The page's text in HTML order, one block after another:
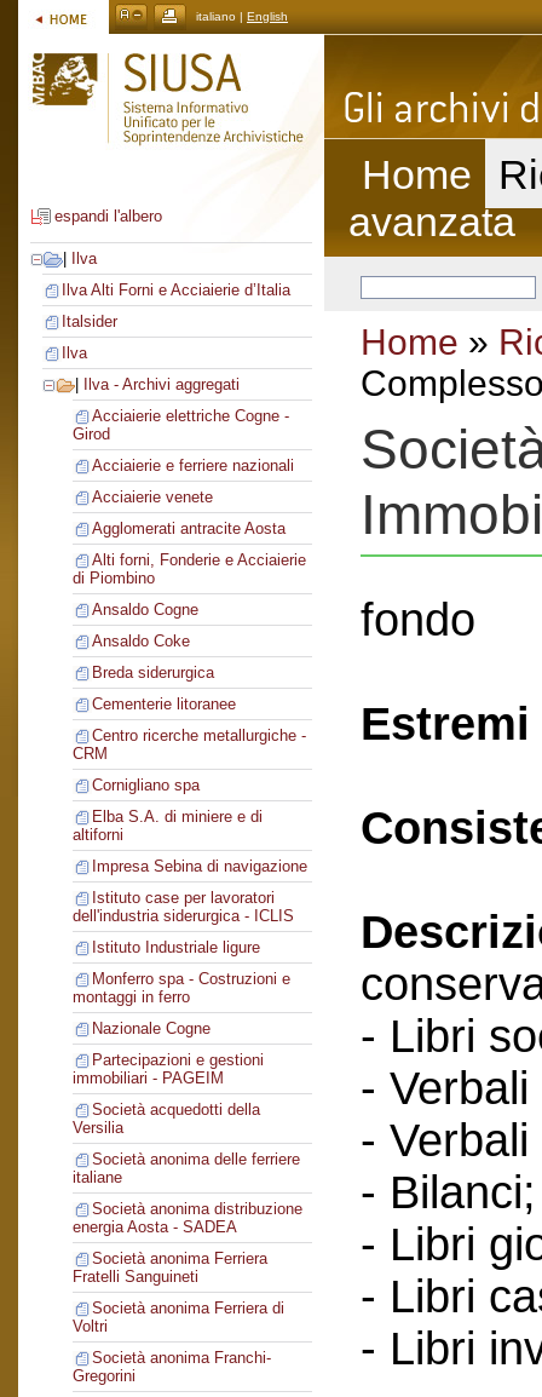
italiano | English
espandi l'albero
Ilva
Ilva Alti Forni e Acciaierie d’Italia
Italsider
Ilva
Ilva - Archivi aggregati
Acciaierie elettriche Cogne -
Girod
Acciaierie e ferriere nazionali
Acciaierie venete
Agglomerati antracite Aosta
Alti forni, Fonderie e Acciaierie
di Piombino
Ansaldo Cogne
Ansaldo Coke
Breda siderurgica
Cementerie litoranee
Centro ricerche metallurgiche -
CRM
Cornigliano spa
Elba S.A. di miniere e di
altiforni
Impresa Sebina di navigazione
Istituto case per lavoratori
dell'industria siderurgica - ICLIS
Istituto Industriale ligure
Monferro spa - Costruzioni e
montaggi in ferro
Nazionale Cogne
Partecipazioni e gestioni
immobiliari - PAGEIM
Società acquedotti della
Versilia
Società anonima delle ferriere
italiane
Società anonima distribuzione
energia Aosta - SADEA
Società anonima Ferriera
Fratelli Sanguineti
Società anonima Ferriera di
Voltri
Società anonima Franchi-
Gregorini
Home
avanzata
Home »
fondo
- Libri
-
-
- Bilanci;
- Libri
- Libri
- Libri